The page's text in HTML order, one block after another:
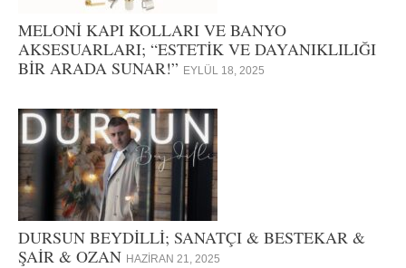
MELONİ KAPI KOLLARI VE BANYO
AKSESUARLARI; “ESTETİK VE DAYANIKLILIĞI
BİR ARADA SUNAR!” EYLÜL 18, 2025
DURSUN BEYDİLLİ; SANATÇI & BESTEKAR &
ŞAİR & OZAN HAZIRAN 21, 2025